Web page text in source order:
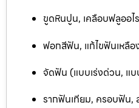
ขูดหินปูน, เคลือบฟลูออไ
ฟอกสีฟัน, แก้ไขฟันเหลือ
จัดฟัน (แบบเร่งด่วน, แ
รากฟันเทียม, ครอบฟัน